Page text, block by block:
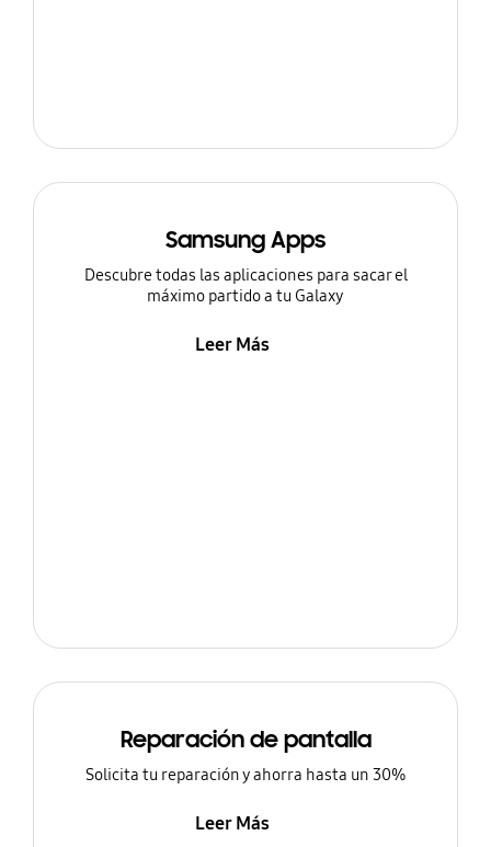
Samsung Apps
Descubre todas las aplicaciones para sacar el
máximo partido a tu Galaxy
Leer Más
Reparación de pantalla
Solicita tu reparación y ahorra hasta un 30%
Leer Más